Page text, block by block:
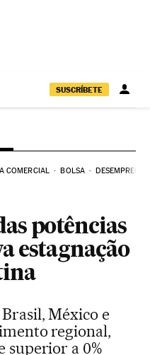
SUSCRÍBETE
COMERCIAL BOLSA DESEMPREGO
potências
estagnação
México e
regional,
superior a 0%